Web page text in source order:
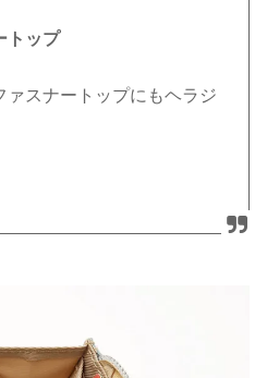
トップ
ァスナートップにもヘラジ